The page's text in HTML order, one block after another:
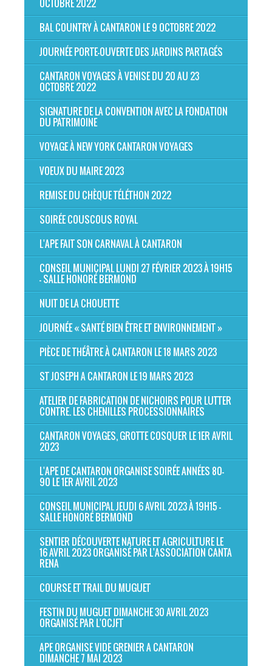
OCTOBRE 2022
BAL COUNTRY À CANTARON LE 9 OCTOBRE 2022
JOURNÉE PORTE-OUVERTE DES JARDINS PARTAGÉS
CANTARON VOYAGES À VENISE DU 20 AU 23
OCTOBRE 2022
SIGNATURE DE LA CONVENTION AVEC LA FONDATION
DU PATRIMOINE
VOYAGE À NEW YORK CANTARON VOYAGES
VOEUX DU MAIRE 2023
REMISE DU CHÈQUE TÉLÉTHON 2022
SOIRÉE COUSCOUS ROYAL
L'APE FAIT SON CARNAVAL À CANTARON
CONSEIL MUNICIPAL LUNDI 27 FÉVRIER 2023 À 19H15
- SALLE HONORÉ BERMOND
NUIT DE LA CHOUETTE
JOURNÉE « SANTÉ BIEN ÊTRE ET ENVIRONNEMENT »
PIÈCE DE THÉÂTRE À CANTARON LE 18 MARS 2023
ST JOSEPH A CANTARON LE 19 MARS 2023
ATELIER DE FABRICATION DE NICHOIRS POUR LUTTER
CONTRE. LES CHENILLES PROCESSIONNAIRES
CANTARON VOYAGES, GROTTE COSQUER LE 1ER AVRIL
2023
L'APE DE CANTARON ORGANISE SOIRÉE ANNÉES 80-
90 LE 1ER AVRIL 2023
CONSEIL MUNICIPAL JEUDI 6 AVRIL 2023 À 19H15 -
SALLE HONORÉ BERMOND
SENTIER DÉCOUVERTE NATURE ET AGRICULTURE LE
16 AVRIL 2023 ORGANISÉ PAR L'ASSOCIATION CANTA
RENA
COURSE ET TRAIL DU MUGUET
FESTIN DU MUGUET DIMANCHE 30 AVRIL 2023
ORGANISÉ PAR L'OCJFT
APE ORGANISE VIDE GRENIER A CANTARON
DIMANCHE 7 MAI 2023